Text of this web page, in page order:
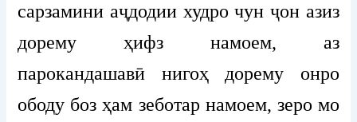
сарзамини аҷдодии худро чун ҷон азиз
дорему ҳифз намоем, аз
парокандашавӣ нигоҳ дорему онро
ободу боз ҳам зеботар намоем, зеро мо